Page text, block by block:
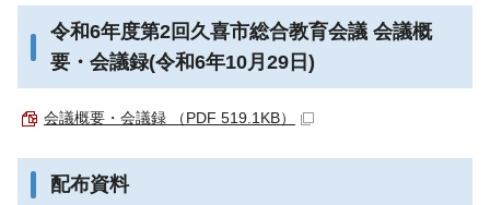
令和6年度第2回久喜市総合教育会議 会議概
要・会議録(令和6年10月29日)
会議概要・会議録 （PDF 519.1KB）
配布資料